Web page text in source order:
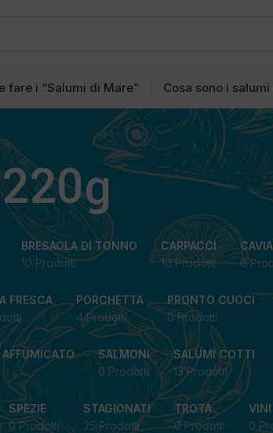
fare i “Salumi di Mare” Cosa sono i
220g
BRESAOLA DI TONNO
10 Prodotti
CARPACCI
10 Prodotti
0
FRESCA
PORCHETTA
4 Prodotti
PRONTO CUOCI
0 Prodotti
SALMONI
0 Prodotti
SALUMI COTTI
13 Prodotti
SPEZIE
0 Prodotti
STAGIONATI
25 Prodotti
TROTA
0 Prodotti
VINI
0